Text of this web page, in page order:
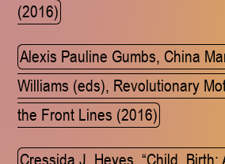
(2016)
Alexis Pauline Gumbs, China
Williams (eds), Revolutionary
the Front Lines (2016)
Cressida J. Heyes, “Child, Birth: